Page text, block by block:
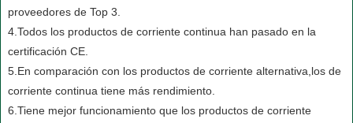
proveedores de Top 3.
4.Todos los productos de corriente continua han pasado en la
certificación CE.
5.En comparación con los productos de corriente alternativa,los de
corriente continua tiene más rendimiento.
6.Tiene mejor funcionamiento que los productos de corriente